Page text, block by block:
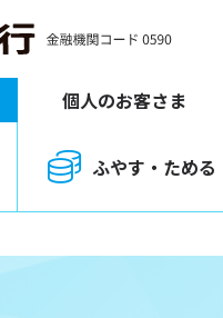
個人のお客さま
ふやす・ためる